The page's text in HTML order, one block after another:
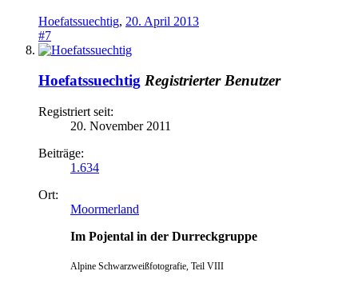
Hoefatssuechtig, 20. April 2013
#7
Hoefatssuechtig Registrierter Benutzer
Registriert seit:
20. November 2011
Beiträge:
1.634
Ort:
Moormerland
Im Pojental in der Durreckgruppe
Alpine Schwarzweißfotografie, Teil VIII